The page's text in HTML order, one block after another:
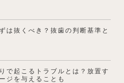
は抜くべき？抜歯の判断基準と
で起こるトラブルとは？放置す
ジを与えることも